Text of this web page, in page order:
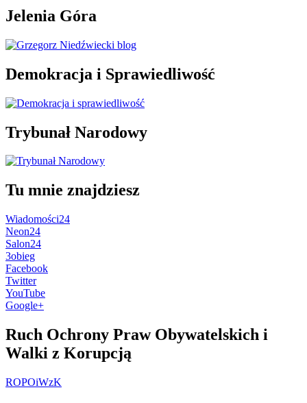
Jelenia Góra
Demokracja i Sprawiedliwość
Trybunał Narodowy
Tu mnie znajdziesz
Wiadomości24
Neon24
Salon24
3obieg
Facebook
Twitter
YouTube
Google+
Ruch Ochrony Praw Obywatelskich i
Walki z Korupcją
ROPOiWzK